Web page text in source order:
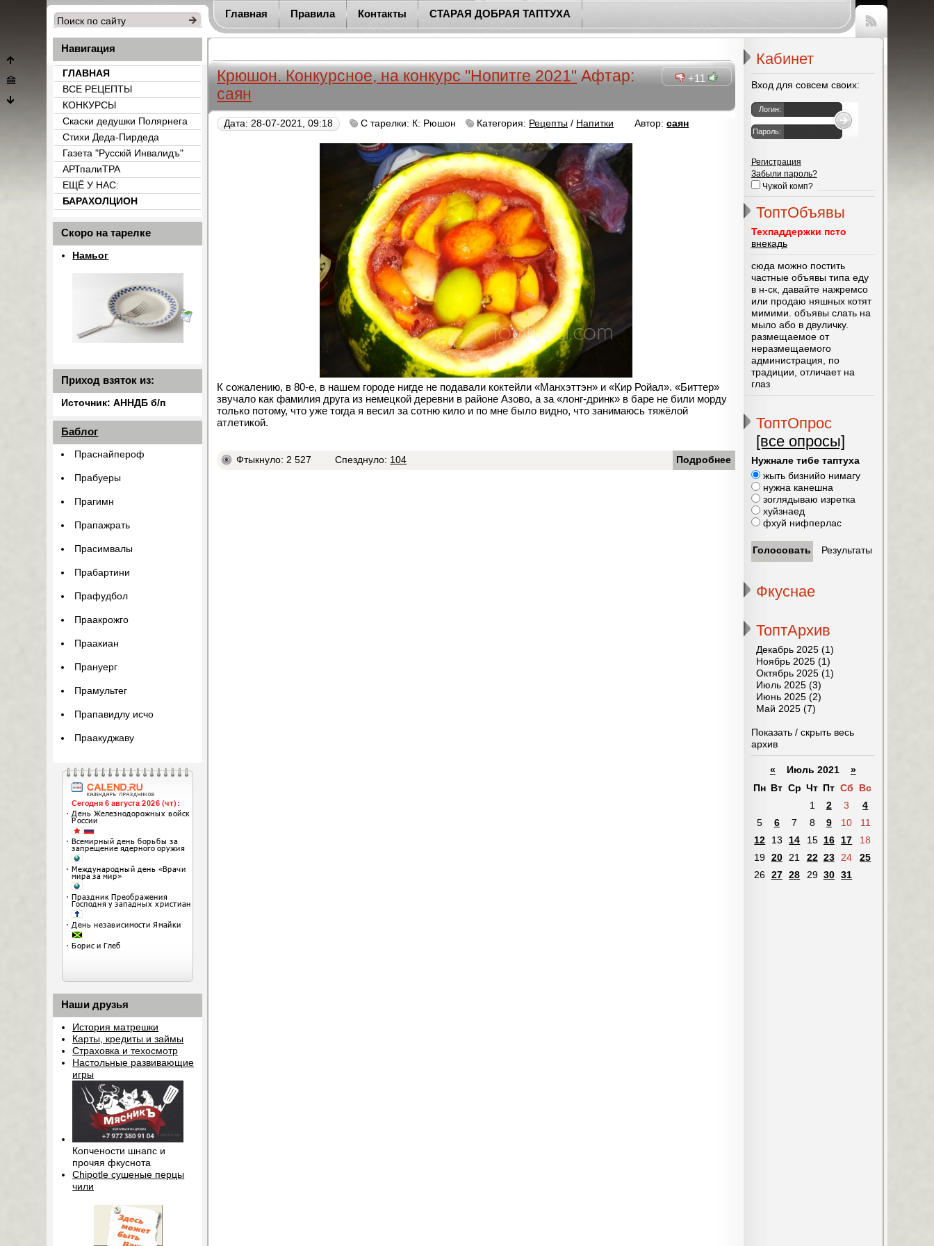
Главная Правила Контакты СТАРАЯ ДОБРАЯ ТАПТУХА
Чтение
+11
Крюшон. Конкурсное, на конкурс "Нопитге 2021" Афтар:
саян
Дата: 28-07-2021, 09:18 С тарелки: К: Рюшон Категория: Рецепты / Напитки Автор:саян
К сожалению, в 80-е, в нашем городе нигде не подавали коктейли «Манхэттэн» и «Кир Ройал». «Биттер»
звучало как фамилия друга из немецкой деревни в районе Азово, а за «лонг-дринк» в баре не били морду
только потому, что уже тогда я весил за сотню кило и по мне было видно, что занимаюсь тяжёлой
атлетикой.
Подробнее
Фтыкнуло: 2 527 Спезднуло: 104
Кабинет
Вход для совсем своих:
Логин:
Пароль:
Регистрация
Забыли пароль?
Чужой комп?
ТоптОбъявы
Техпаддержки псто
внекадь
сюда можно постить
частные объявы типа еду
в н-ск, давайте нажремсо
или продаю няшных котят
мимими. объявы слать на
мыло або в двуличку.
размещаемое от
неразмещаемого
администрация, по
традиции, отличает на
глаз
ТоптОпрос
[все опросы]
Нужнале тибе таптуха
жыть бизнийо нимагу
нужна канешна
зоглядываю изретка
хуйзнаед
фхуй нифперлас
Фкуснае
ТоптАрхив
Декабрь 2025 (1)
Ноябрь 2025 (1)
Октябрь 2025 (1)
Июль 2025 (3)
Июнь 2025 (2)
Май 2025 (7)
Показать / скрыть весь
архив
« Июль 2021 »
Пн Вт Ср Чт Пт Сб
Вс
1
2 3
4
5
6 7 8 9 10
11
12
13 14 15 16 17
18
19 20 21 22 23 24
25
26 27 28 29 30 31
Навигация
ГЛАВНАЯ
ВСЕ РЕЦЕПТЫ
КОНКУРСЫ
Скаски дедушки Полярнега
Стихи Деда-Пирдеда
Газета "Русскiй Инвалидъ"
АРТпалиТРА
ЕЩЁ У НАС:
БАРАХОЛЦИОН
Скоро на тарелке
Намьог
Приход взяток из:
Источник: АННДБ б/п
Баблог
Праснайпероф
Прабуеры
Прагимн
Прапажрать
Прасимвалы
Прабартини
Прафудбол
Праакрожго
Праакиан
Прануерг
Прамультег
Прапавидлу исчо
Праакуджаву
Наши друзья
История матрешки
Карты, кредиты и займы
Страховка и техосмотр
Настольные развивающие
игры
Копчености шнапс и
прочяя фкуснота
Chipotle сушеные перцы
чили